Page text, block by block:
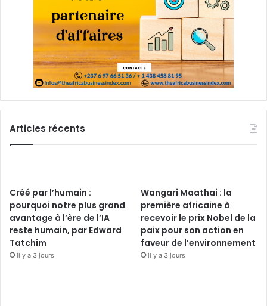
Articles récents
Créé par l’humain :
pourquoi notre plus grand
avantage à l’ère de l’IA
reste humain, par Edward
Tatchim
il y a 3 jours
Wangari Maathai : la
première africaine à
recevoir le prix Nobel de la
paix pour son action en
faveur de l’environnement
il y a 3 jours